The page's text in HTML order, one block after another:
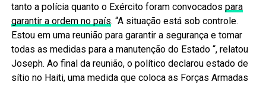
tanto a polícia quanto o Exército foram convocados para
garantir a ordem no país. “A situação está sob controle.
Estou em uma reunião para garantir a segurança e tomar
todas as medidas para a manutenção do Estado “, relatou
Joseph. Ao final da reunião, o político declarou estado de
sítio no Haiti, uma medida que coloca as Forças Armadas